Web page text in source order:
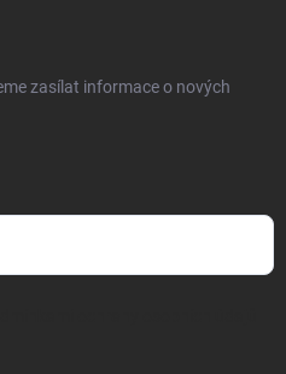
zasílat informace o nových